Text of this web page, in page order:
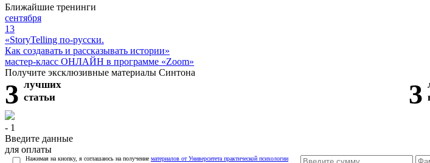
Ближайшие тренинги
сентября
13
«StoryTelling по-русски.
Как создавать и рассказывать истории»
мастер-класс ОНЛАЙН в программе «Zoom»
Получите эксклюзивные материалы Синтона
3 лучших
статьи
3
- 1
Введите данные
для оплаты
Нажимая на кнопку, я соглашаюсь на получение материалов от Университета практической психологии